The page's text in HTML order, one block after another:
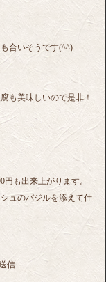
合いそうです(^^)
も美味しいので是非！
も出来上がります。
ュのバジルを添えて仕
信